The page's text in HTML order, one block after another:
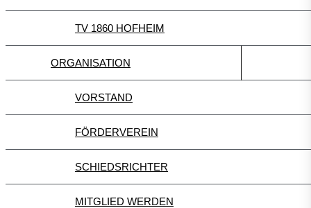
TV 1860 HOFHEIM
ORGANISATION
VORSTAND
FÖRDERVEREIN
SCHIEDSRICHTER
MITGLIED WERDEN